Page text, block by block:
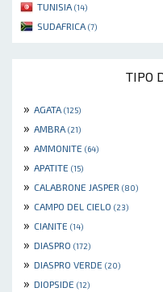
TUNISIA (14)
SUDAFRICA (7)
TIPO
» AGATA (125)
» AMBRA (21)
» AMMONITE (64)
» APATITE (15)
» CALABRONE JASPER (80)
» CAMPO DEL CIELO (23)
» CIANITE (14)
» DIASPRO (172)
» DIASPRO VERDE (20)
» DIOPSIDE (12)